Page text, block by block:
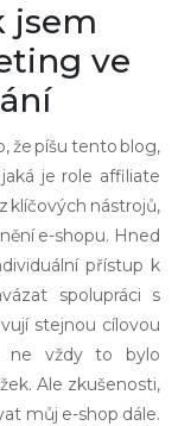
jsem
ve
že píšu tento blog,
je role affiliate
klíčových nástrojů,
e-shopu. Hned
přístup k
spolupráci s
stejnou cílovou
ne vždy to bylo
Ale zkušenosti,
můj e-shop dále.